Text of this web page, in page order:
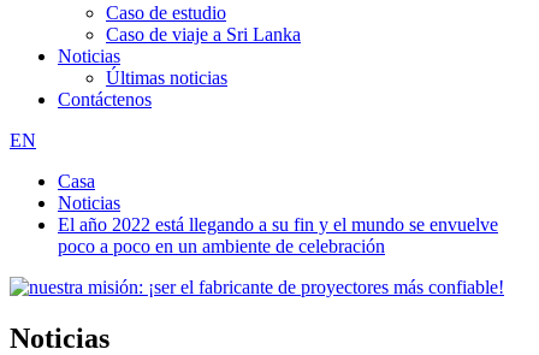
Caso de estudio
Caso de viaje a Sri Lanka
Noticias
Últimas noticias
Contáctenos
EN
Casa
Noticias
El año 2022 está llegando a su fin y el mundo se envuelve
poco a poco en un ambiente de celebración
Noticias